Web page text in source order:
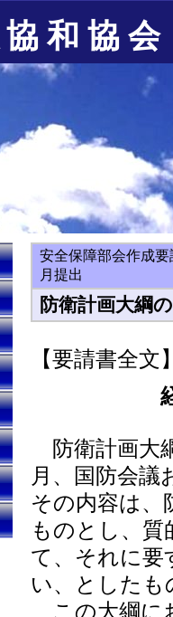
協 和 協 会
安全保障部会作成
月提出
防衛計画大綱
【要請書全文
防衛計画大
月、国防会
その内容は、
ものとし、
て、それに要
い、としたも
この大綱に